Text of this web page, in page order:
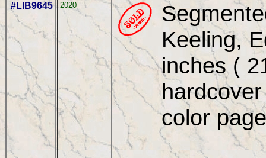
#LIB9645 2020
Keeling,
inches (
color